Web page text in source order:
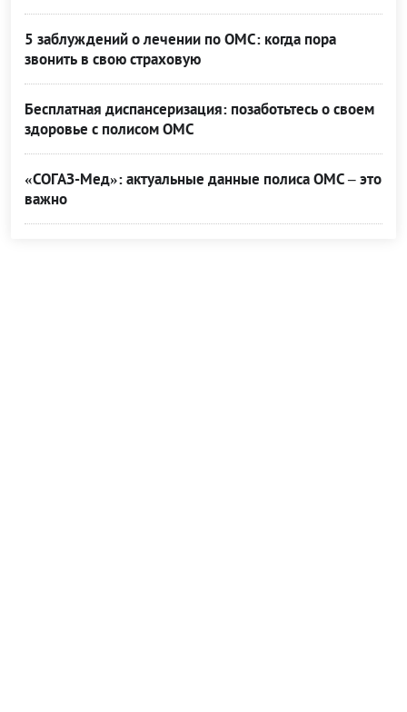
5 заблуждений о лечении по ОМС: когда пора
звонить в свою страховую
Бесплатная диспансеризация: позаботьтесь о своем
здоровье с полисом ОМС
«СОГАЗ-Мед»: актуальные данные полиса ОМС – это
важно